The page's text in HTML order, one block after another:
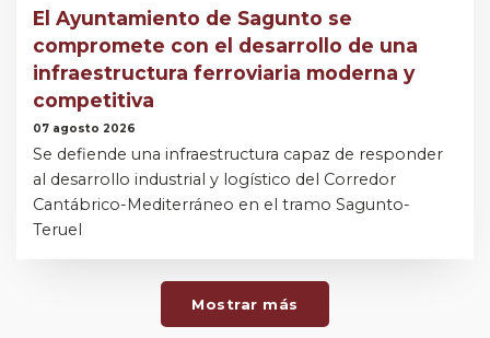
El Ayuntamiento de Sagunto se
compromete con el desarrollo de una
infraestructura ferroviaria moderna y
competitiva
07 agosto 2026
Se defiende una infraestructura capaz de responder
al desarrollo industrial y logístico del Corredor
Cantábrico-Mediterráneo en el tramo Sagunto-
Teruel
Mostrar más